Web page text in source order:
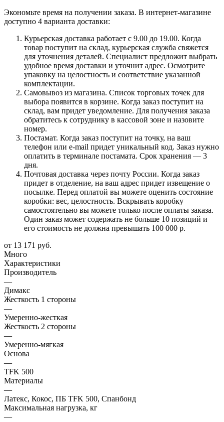
Экономьте время на получении заказа. В интернет-магазине
доступно 4 варианта доставки:
Курьерская доставка работает с 9.00 до 19.00. Когда
товар поступит на склад, курьерская служба свяжется
для уточнения деталей. Специалист предложит выбрать
удобное время доставки и уточнит адрес. Осмотрите
упаковку на целостность и соответствие указанной
комплектации.
Самовывоз из магазина. Список торговых точек для
выбора появится в корзине. Когда заказ поступит на
склад, вам придет уведомление. Для получения заказа
обратитесь к сотруднику в кассовой зоне и назовите
номер.
Постамат. Когда заказ поступит на точку, на ваш
телефон или e-mail придет уникальный код. Заказ нужно
оплатить в терминале постамата. Срок хранения — 3
дня.
Почтовая доставка через почту России. Когда заказ
придет в отделение, на ваш адрес придет извещение о
посылке. Перед оплатой вы можете оценить состояние
коробки: вес, целостность. Вскрывать коробку
самостоятельно вы можете только после оплаты заказа.
Один заказ может содержать не больше 10 позиций и
его стоимость не должна превышать 100 000 р.
от 13 171 руб.
Много
Характеристики
Производитель
—
Димакс
Жесткость 1 стороны
—
Умеренно-жесткая
Жесткость 2 стороны
—
Умеренно-мягкая
Основа
—
TFK 500
Материалы
—
Латекс, Кокос, ПБ TFK 500, Спанбонд
Максимальная нагрузка, кг
—